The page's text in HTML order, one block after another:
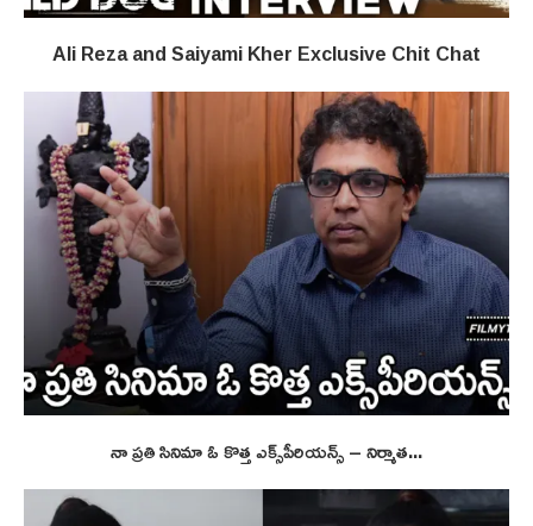
Ali Reza and Saiyami Kher Exclusive Chit Chat
నా ప్ర‌తి సినిమా ఓ కొత్త ఎక్స్‌పీరియ‌న్స్ – నిర్మాత...